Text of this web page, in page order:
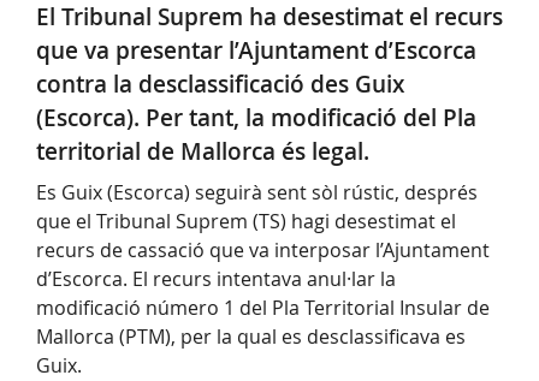
El Tribunal Suprem ha desestimat el recurs
que va presentar l’Ajuntament d’Escorca
contra la desclassificació des Guix
(Escorca). Per tant, la modificació del Pla
territorial de Mallorca és legal.
Es Guix (Escorca) seguirà sent sòl rústic, després
que el Tribunal Suprem (TS) hagi desestimat el
recurs de cassació que va interposar l’Ajuntament
d’Escorca. El recurs intentava anul·lar la
modificació número 1 del Pla Territorial Insular de
Mallorca (PTM), per la qual es desclassificava es
Guix.